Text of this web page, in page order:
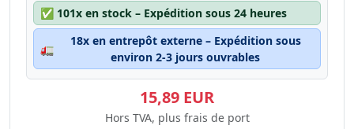
✅ 101x en stock – Expédition sous 24 heures
🚛
18x en entrepôt externe – Expédition sous
environ 2-3 jours ouvrables
15,89 EUR
Hors TVA, plus frais de port